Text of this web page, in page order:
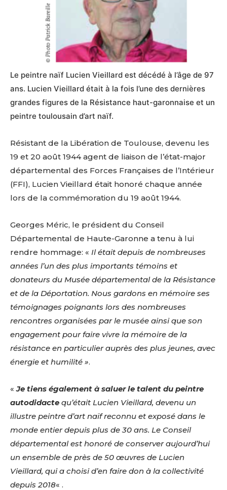
Le peintre naïf Lucien Vieillard est décédé à l’âge de 97
ans. Lucien Vieillard était à la fois l’une des dernières
grandes figures de la Résistance haut-garonnaise et un
peintre toulousain d’art naïf.
Résistant de la Libération de Toulouse, devenu les
19 et 20 août 1944 agent de liaison de l’état-major
départemental des Forces Françaises de l’Intérieur
(FFI), Lucien Vieillard était honoré chaque année
lors de la commémoration du 19 août 1944.
Georges Méric, le président du Conseil
Départemental de Haute-Garonne a tenu à lui
rendre hommage: « Il était depuis de nombreuses
années l’un des plus importants témoins et
donateurs du Musée départemental de la Résistance
et de la Déportation. Nous gardons en mémoire ses
témoignages poignants lors des nombreuses
rencontres organisées par le musée ainsi que son
engagement pour faire vivre la mémoire de la
résistance en particulier auprès des plus jeunes, avec
énergie et humilité ».
«Je tiens également à saluer le talent du peintre
autodidacte qu’était Lucien Vieillard, devenu un
illustre peintre d’art naïf reconnu et exposé dans le
monde entier depuis plus de 30 ans. Le Conseil
départemental est honoré de conserver aujourd’hui
un ensemble de près de 50 œuvres de Lucien
Vieillard, qui a choisi d’en faire don à la collectivité
depuis 2018« .